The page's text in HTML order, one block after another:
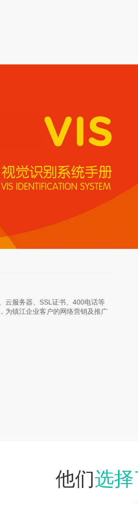
云服务器、SSL证书、400电话等
为镇江企业客户的网络营销及推广
他们选择